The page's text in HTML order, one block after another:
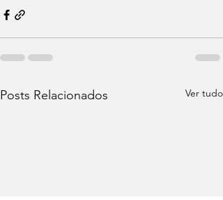
Posts Relacionados Ver tudo